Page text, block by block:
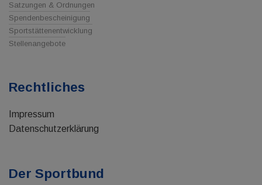
Satzungen & Ordnungen
Spendenbescheinigung
Sportstättenentwicklung
Stellenangebote
Rechtliches
Impressum
Datenschutzerklärung
Der Sportbund